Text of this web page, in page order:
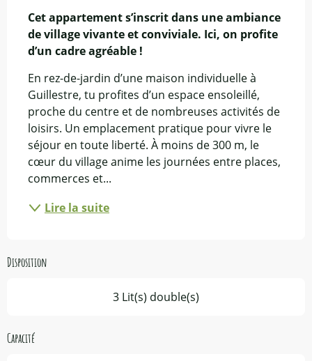
Cet appartement s’inscrit dans une ambiance
de village vivante et conviviale. Ici, on profite
d’un cadre agréable !
En rez-de-jardin d’une maison individuelle à
Guillestre, tu profites d’un espace ensoleillé,
proche du centre et de nombreuses activités de
loisirs. Un emplacement pratique pour vivre le
séjour en toute liberté. À moins de 300 m, le
cœur du village anime les journées entre places,
commerces et...
Lire la suite
Disposition
3 Lit(s) double(s)
Capacité